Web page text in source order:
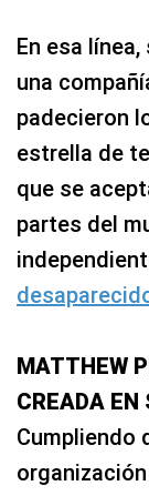
En esa
una
padecieron
estrella de
que se
partes del
MATTHEW
CREADA EN
Cumpliendo